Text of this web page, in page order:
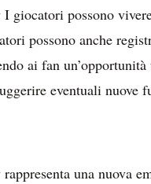
giocatori possono
possono anche
ai fan
eventuali nuove
una nuova